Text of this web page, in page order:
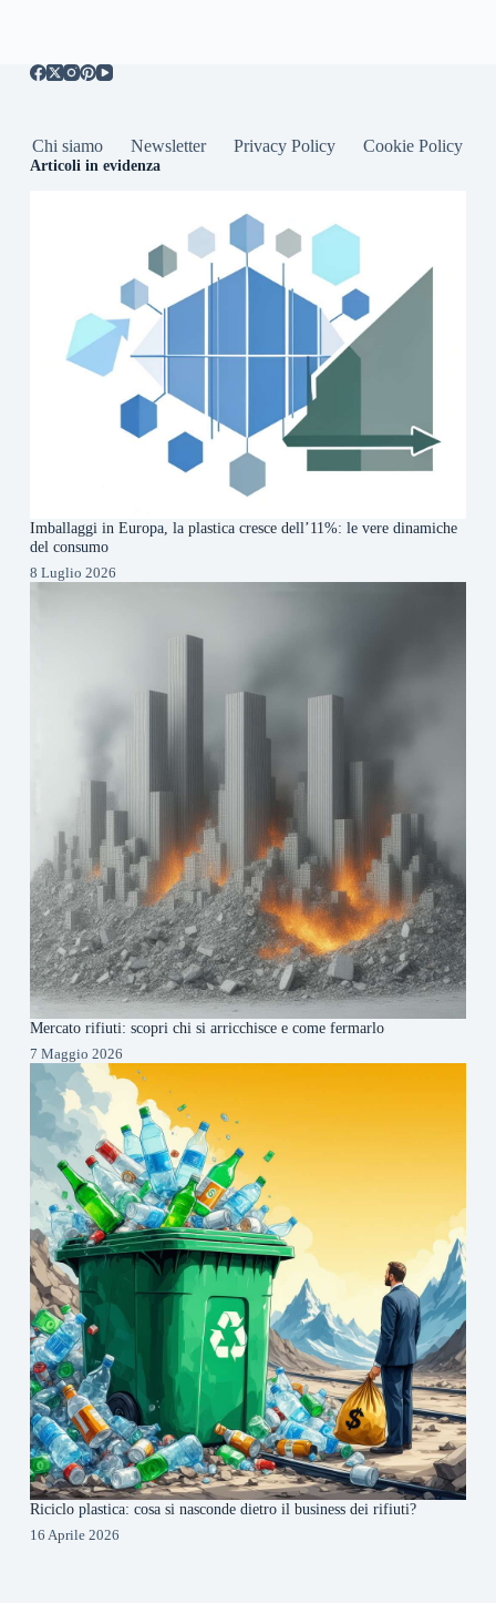
Chi siamo Newsletter Privacy Policy Cookie Policy
Articoli in evidenza
Imballaggi in Europa, la plastica cresce dell’11%: le vere dinamiche
del consumo
8 Luglio 2026
Mercato rifiuti: scopri chi si arricchisce e come fermarlo
7 Maggio 2026
Riciclo plastica: cosa si nasconde dietro il business dei rifiuti?
16 Aprile 2026